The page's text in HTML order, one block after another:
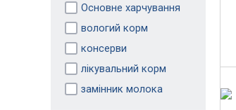
Основне харчування
вологий корм
консерви
лікувальний корм
замінник молока